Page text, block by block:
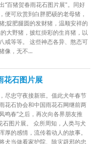
“百猪贺春雨花石图片展"。同好
便可欣赏到白胖肥硕的老母猪，
;腚肥腿圆的发财猪，温顺安祥的
大野猪，披红掛彩的生肖猪，以
戒等等。 这些神态各异、憨态可
像，无不...
花石图片展
尽忠守夜接新班。值此犬年春节
花石协会和中国雨花石网继前两
鸣春”之后，再次向各界朋友推
石图片展。 众所周知，人类与犬
厚的感情，流传着动人的故事。
犬当做看家护院、除灾辟邪的忠